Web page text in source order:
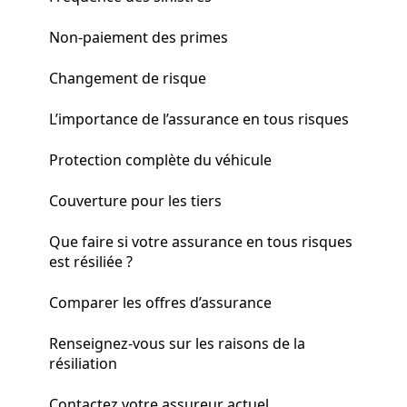
Non-paiement des primes
Changement de risque
L’importance de l’assurance en tous risques
Protection complète du véhicule
Couverture pour les tiers
Que faire si votre assurance en tous risques
est résiliée ?
Comparer les offres d’assurance
Renseignez-vous sur les raisons de la
résiliation